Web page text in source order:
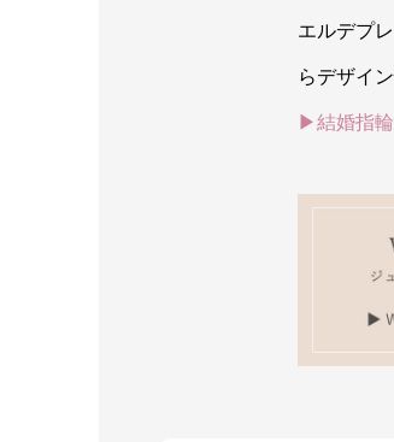
エルデプ
らデザイ
▶結婚指